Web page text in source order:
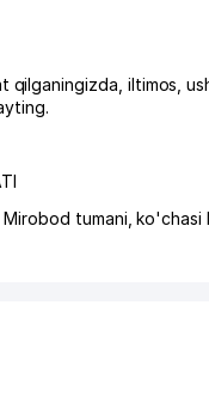
qilganingizda,
,Mirobod tumani ,ko'chasi